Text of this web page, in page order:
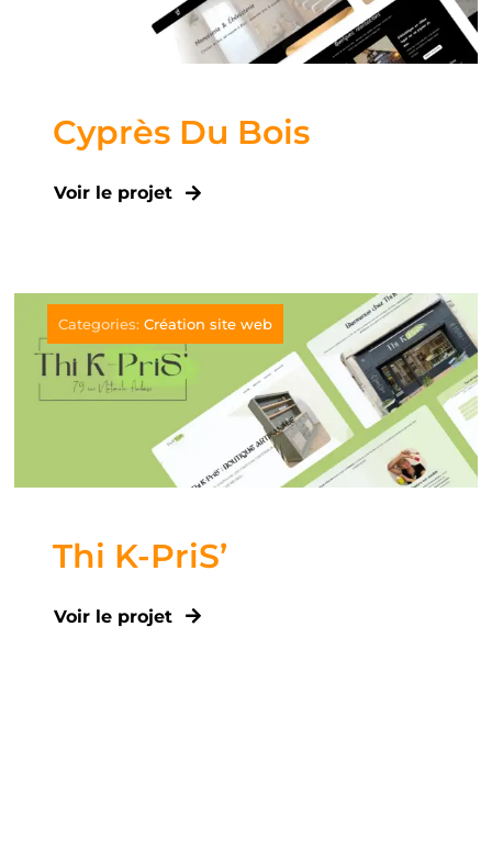
Cyprès Du Bois
Voir le projet
Categories:Création site web
Thi K-PriS’
Voir le projet